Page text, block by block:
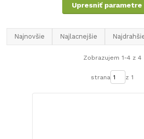
Upresniť parametre
Najnovšie Najlacnejšie
Zobrazujem 1-4 z 4
strana z 1